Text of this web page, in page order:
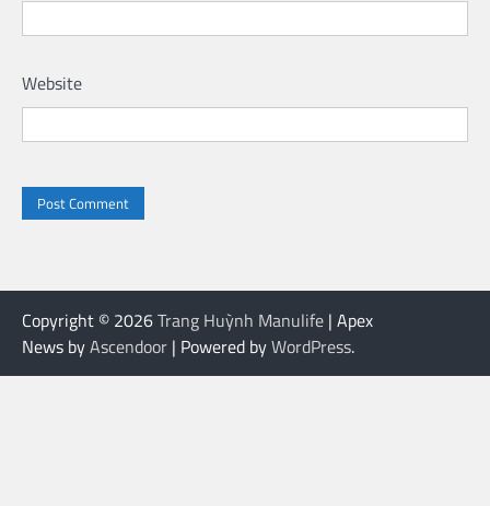
Website
Copyright © 2026Trang Huỳnh Manulife | Apex
News byAscendoor | Powered byWordPress.